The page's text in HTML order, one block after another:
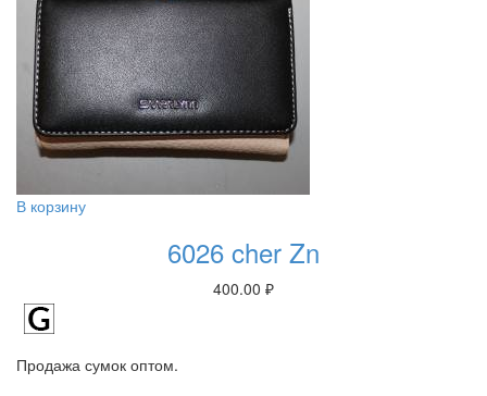
В корзину
6026 cher Zn
400.00 ₽
Продажа сумок оптом.